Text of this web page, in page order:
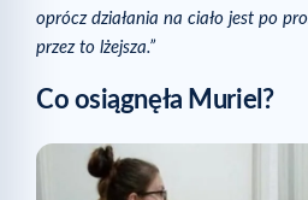
oprócz działania na ciało jest po
przez to lżejsza.”
Co osiągnęła Muriel?